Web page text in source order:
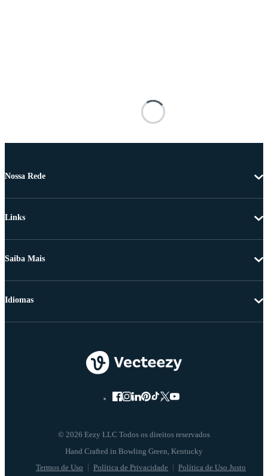
Nossa Rede
Links
Saiba Mais
© 2026 Eezy LLC Todos os direitos reservados
Termos de Uso Política de Privacidade Política de Uso Justo
Idiomas